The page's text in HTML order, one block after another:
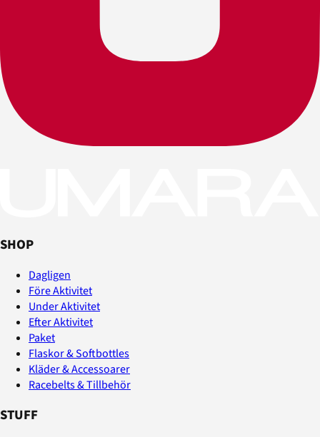
SHOP
Dagligen
Före Aktivitet
Under Aktivitet
Efter Aktivitet
Paket
Flaskor & Softbottles
Kläder & Accessoarer
Racebelts & Tillbehör
STUFF